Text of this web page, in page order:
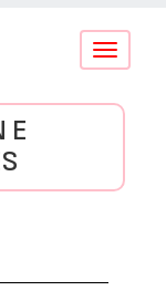
Conmutar
E